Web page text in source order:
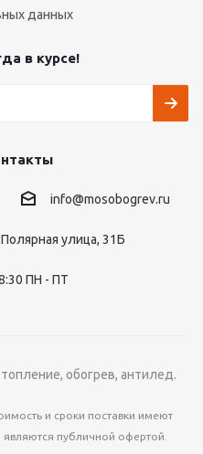
данных
в курсе!
info@mosobogrev.ru
улица, 31Б
ПН - ПТ
обогрев, антилед.
и сроки поставки имеют
публичной офертой.